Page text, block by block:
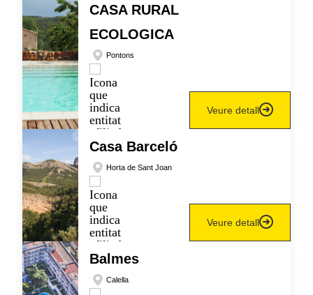
CASA RURAL
ECOLOGICA
Pontons
Veure detall
Casa Barceló
Horta de Sant Joan
Veure detall
Balmes
Calella